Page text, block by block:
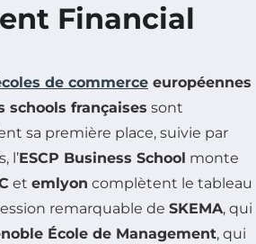
Financial
de commerce européennes
schools françaises sont
sa première place, suivie par
l’ESCP Business School monte
et emlyon complètent le tableau
remarquable de SKEMA, qui
École de Management, qui